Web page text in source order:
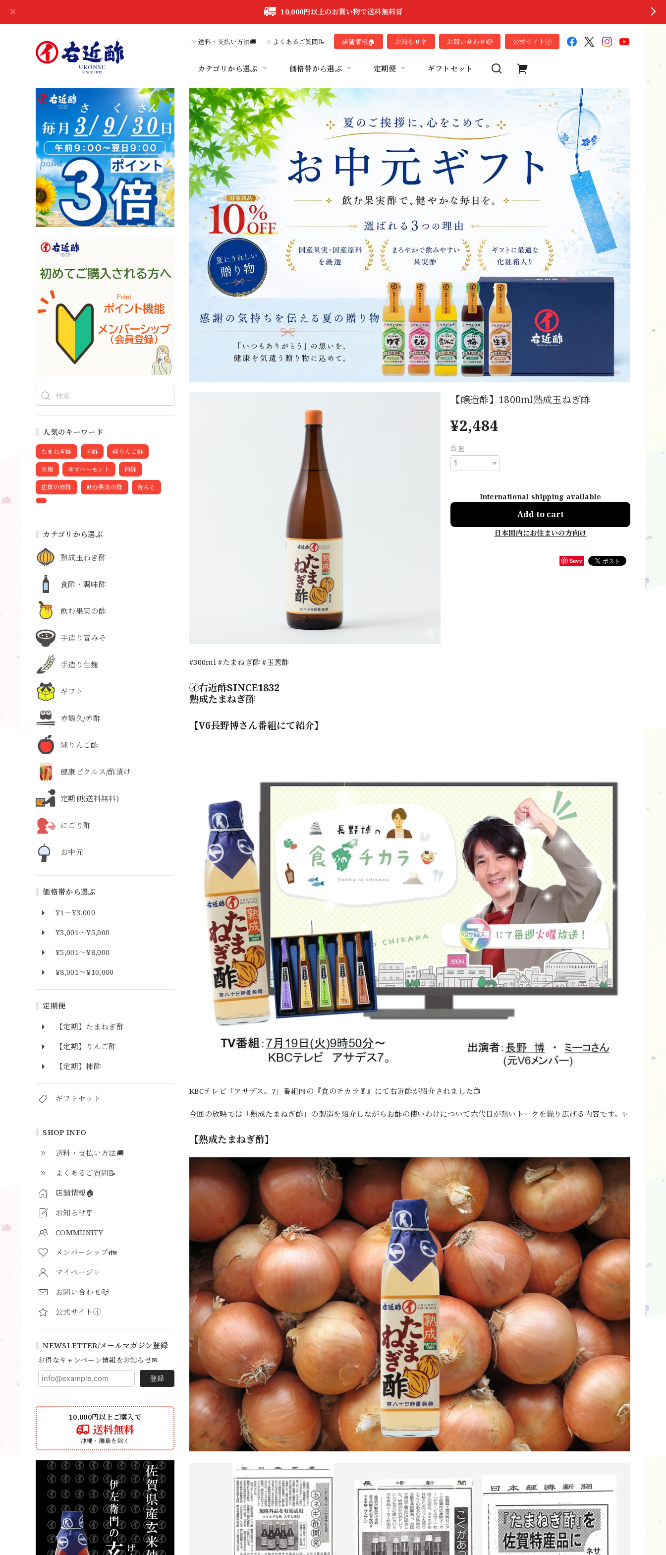
10,000円以上のお買い物で送料無料🛒
送料・支払い方法🚚 よくあるご質問📝 店舗情報🏠 お知らせ🎐 お問い合わせ📪 公式サイト㋑
カテゴリから選ぶ 価格帯から選ぶ 定期便 ギフトセット
人気のキーワード
たまねぎ酢 赤酢 純りんご酢
米麹 ゆずバーモント 柿酢
佐賀の赤酢 飲む果実の酢 昔みそ
カテゴリから選ぶ
熟成玉ねぎ酢
食酢・調味酢
飲む果実の酢
手造り昔みそ
手造り生麹
ギフト
赤鶴久/赤酢
純りんご酢
健康ピクルス/酢漬け
定期便(送料無料)
にごり酢
お中元
価格帯から選ぶ
¥1〜¥3,000
¥3,001〜¥5,000
¥5,001〜¥8,000
¥8,001〜¥10,000
定期便
【定期】たまねぎ酢
【定期】りんご酢
【定期】柿酢
ギフトセット
SHOP INFO
送料・支払い方法🚚
よくあるご質問📝
店舗情報🏠
お知らせ🎐
COMMUNITY
メンバーシップ👪
マイページ✨
お問い合わせ📪
公式サイト㋑
NEWSLETTER/メールマガジン登録
お得なキャンペーン情報をお知らせ✉
登録
10,000円以上ご購入で
送料無料
沖縄・離島を除く
【醸造酢】1800ml熟成玉ねぎ酢
¥2,484
数量
International shipping available
Add to cart
日本国内にお住まいの方向け
Save
#300ml #たまねぎ酢 #玉葱酢
㋑右近酢SINCE1832
熟成たまねぎ酢
【V6長野博さん番組にて紹介】
KBCテレビ「アサデス。7」番組内の『食のチカラ🥬』にて右近酢が紹介されました📺
今回の放映では「熟成たまねぎ酢」の製造を紹介しながらお酢の使いわけについて六代目が熱いトークを繰り広げる内容です。✨
【熟成たまねぎ酢】